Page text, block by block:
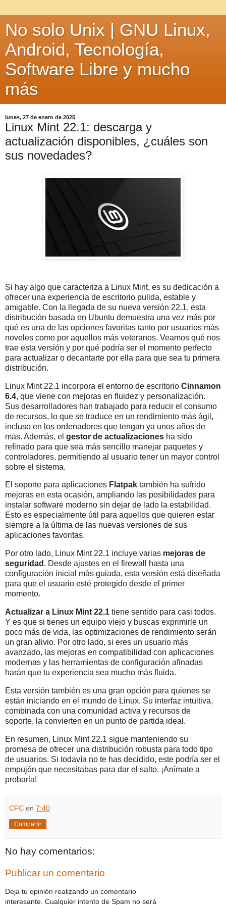
No solo Unix | GNU Linux,
Android, Tecnología,
Software Libre y mucho
más
lunes, 27 de enero de 2025
Linux Mint 22.1: descarga y
actualización disponibles, ¿cuáles son
sus novedades?
Si hay algo que caracteriza a Linux Mint, es su dedicación a
ofrecer una experiencia de escritorio pulida, estable y
amigable. Con la llegada de su nueva versión 22.1, esta
distribución basada en Ubuntu demuestra una vez más por
qué es una de las opciones favoritas tanto por usuarios más
noveles como por aquellos más veteranos. Veamos qué nos
trae esta versión y por qué podría ser el momento perfecto
para actualizar o decantarte por ella para que sea tu primera
distribución.
Linux Mint 22.1 incorpora el entorno de escritorio Cinnamon
6.4, que viene con mejoras en fluidez y personalización.
Sus desarrolladores han trabajado para reducir el consumo
de recursos, lo que se traduce en un rendimiento más ágil,
incluso en los ordenadores que tengan ya unos años de
más. Además, el gestor de actualizaciones ha sido
refinado para que sea más sencillo manejar paquetes y
controladores, permitiendo al usuario tener un mayor control
sobre el sistema.
El soporte para aplicaciones Flatpak también ha sufrido
mejoras en esta ocasión, ampliando las posibilidades para
instalar software moderno sin dejar de lado la estabilidad.
Esto es especialmente útil para aquellos que quieren estar
siempre a la última de las nuevas versiones de sus
aplicaciones favoritas.
Por otro lado, Linux Mint 22.1 incluye varias mejoras de
seguridad . Desde ajustes en el firewall hasta una
configuración inicial más guiada, esta versión está diseñada
para que el usuario esté protegido desde el primer
momento.
Actualizar a Linux Mint 22.1 tiene sentido para casi todos.
Y es que si tienes un equipo viejo y buscas exprimirle un
poco más de vida, las optimizaciones de rendimiento serán
un gran alivio. Por otro lado, si eres un usuario más
avanzado, las mejoras en compatibilidad con aplicaciones
modernas y las herramientas de configuración afinadas
harán que tu experiencia sea mucho más fluida.
Esta versión también es una gran opción para quienes se
están iniciando en el mundo de Linux. Su interfaz intuitiva,
combinada con una comunidad activa y recursos de
soporte, la convierten en un punto de partida ideal.
En resumen, Linux Mint 22.1 sigue manteniendo su
promesa de ofrecer una distribución robusta para todo tipo
de usuarios. Si todavía no te has decidido, este podría ser el
empujón que necesitabas para dar el salto. ¡Anímate a
probarla!
CFC en 7:40
Compartir
No hay comentarios:
Publicar un comentario
Deja tu opinión realizando un comentario
interesante. Cualquier intento de Spam no será